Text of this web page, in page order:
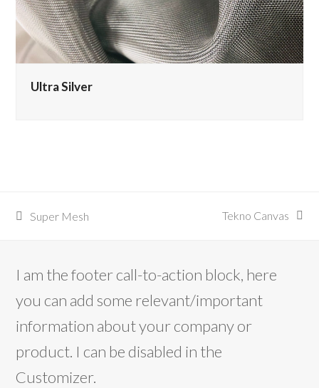
Ultra Silver
post
Super Mesh
articolo
Tekno Canvas
I am the footer call-to-action block, here
you can add some relevant/important
information about your company or
product. I can be disabled in the
Customizer.